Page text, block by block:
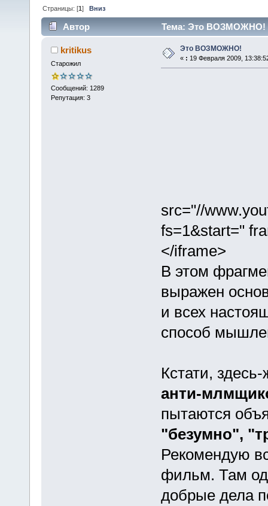
Страницы: [1]Вниз
Автор Тема: Это ВОЗМОЖНО!
kritikus
Старожил
Сообщений: 1289
Репутация: 3
Это ВОЗМОЖНО!
« : 19 Февраля 2009,
src="//
fs=1&start="
</iframe>
В этом
выражен
и всех
способ
Кстати,
анти-
пытаются
"безумно",
Рекомендую
фильм. Там
добрые дела